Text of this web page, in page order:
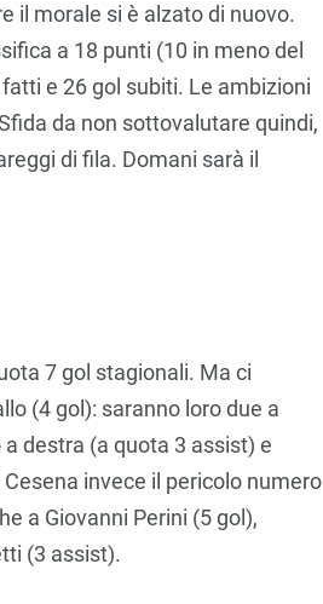
il morale si è alzato di nuovo.
a 18 punti (10 in meno del
e 26 gol subiti. Le ambizioni
da non sottovalutare quindi,
di fila. Domani sarà il
7 gol stagionali. Ma ci
(4 gol): saranno loro due a
destra (a quota 3 assist) e
invece il pericolo numero
a Giovanni Perini (5 gol),
(3 assist).